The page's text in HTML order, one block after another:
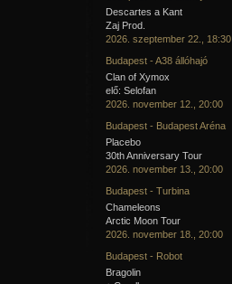
Descartes a Kant
Zaj Prod.
2026. szeptember 22., 18:30
Budapest - A38 állóhajó
Clan of Xymox
elő: Selofan
2026. november 12., 20:00
Budapest - Budapest Aréna
Placebo
30th Anniversary Tour
2026. november 13., 20:00
Budapest - Turbina
Chameleons
Arctic Moon Tour
2026. november 18., 20:00
Budapest - Robot
Bragolin